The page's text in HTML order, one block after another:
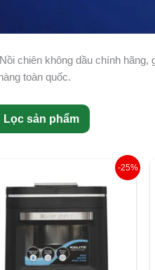
chiên không dầu chính
toàn quốc.
Lọc sản phẩm
-25%
là:
4.200.000 ₫.
Giá
hiện
tại
là:
3.145.000 ₫.